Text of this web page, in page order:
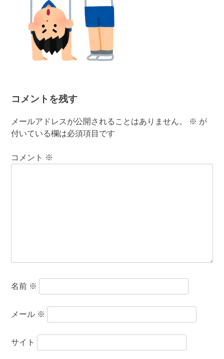
コメントを残す
メールアドレスが公開されることはありません。 ※ が
付いている欄は必須項目です
コメント ※
名前 ※
メール ※
サイト